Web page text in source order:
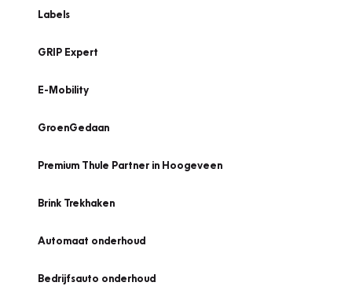
Labels
GRIP Expert
E-Mobility
GroenGedaan
Premium Thule Partner in Hoogeveen
Brink Trekhaken
Automaat onderhoud
Bedrijfsauto onderhoud